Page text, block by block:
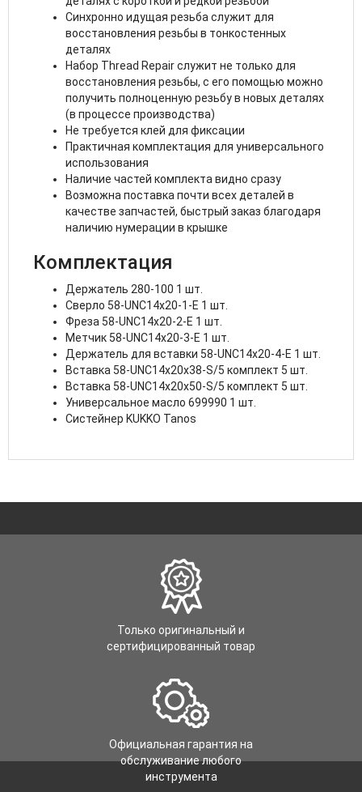
Синхронно идущая резьба служит для
восстановления резьбы в тонкостенных
деталях
Набор Thread Repair служит не только для
восстановления резьбы, с его помощью можно
получить полноценную резьбу в новых деталях
(в процессе производства)
Не требуется клей для фиксации
Практичная комплектация для универсального
использования
Наличие частей комплекта видно сразу
Возможна поставка почти всех деталей в
качестве запчастей, быстрый заказ благодаря
наличию нумерации в крышке
Комплектация
Держатель 280-100 1 шт.
Сверло 58-UNC14x20-1-E 1 шт.
Фреза 58-UNC14x20-2-E 1 шт.
Метчик 58-UNC14x20-3-E 1 шт.
Держатель для вставки 58-UNC14x20-4-E 1 шт.
Вставка 58-UNC14x20x38-S/5 комплект 5 шт.
Вставка 58-UNC14x20x50-S/5 комплект 5 шт.
Универсальное масло 699990 1 шт.
Систейнер KUKKO Tanos
Только оригинальный и
сертифицированный товар
Официальная гарантия на
обслуживание любого
инструмента